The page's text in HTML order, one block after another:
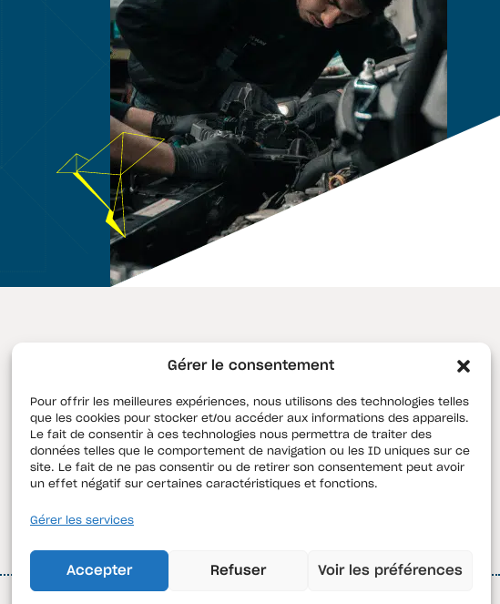
Gérer le consentement
Pour offrir les meilleures expériences, nous utilisons des technologies telles
que les cookies pour stocker et/ou accéder aux informations des appareils.
Le fait de consentir à ces technologies nous permettra de traiter des
données telles que le comportement de navigation ou les ID uniques sur ce
site. Le fait de ne pas consentir ou de retirer son consentement peut avoir
un effet négatif sur certaines caractéristiques et fonctions.
Gérer les services
Accepter Refuser Voir les préférences
Espace client
Contrat JM Motors
QMBT
QMBT
Contact
Instagram
LinkedIn